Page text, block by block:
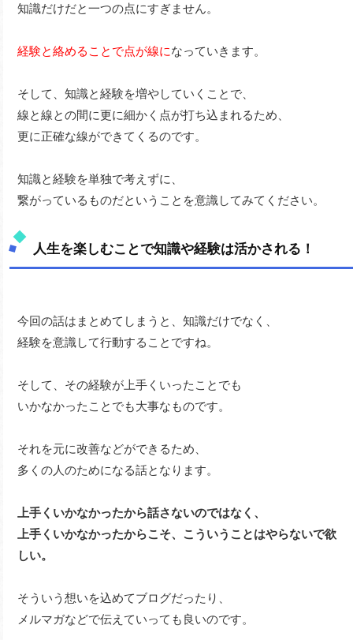
知識だけだと一つの点にすぎません。
経験と絡めることで点が線になっていきます。
そして、知識と経験を増やしていくことで、
線と線との間に更に細かく点が打ち込まれるため、
更に正確な線ができてくるのです。
知識と経験を単独で考えずに、
繋がっているものだということを意識してみてください。
人生を楽しむことで知識や経験は活かされる！
今回の話はまとめてしまうと、知識だけでなく、
経験を意識して行動することですね。
そして、その経験が上手くいったことでも
いかなかったことでも大事なものです。
それを元に改善などができるため、
多くの人のためになる話となります。
上手くいかなかったから話さないのではなく、
上手くいかなかったからこそ、こういうことはやらないで欲
しい。
そういう想いを込めてブログだったり、
メルマガなどで伝えていっても良いのです。